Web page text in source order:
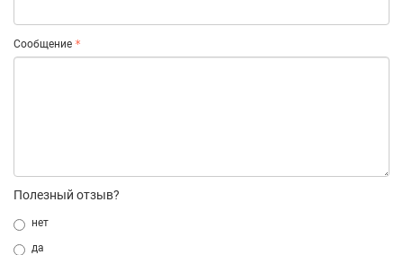
Сообщение
Полезный отзыв?
нет
да